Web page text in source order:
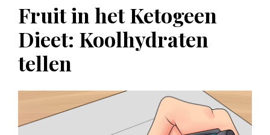
Fruit in het Ketogeen
Dieet: Koolhydraten
tellen